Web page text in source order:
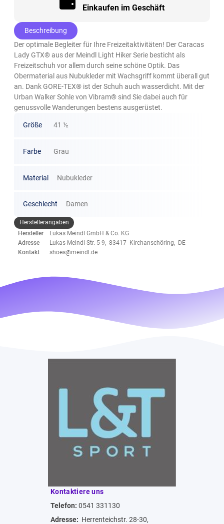
Einkaufen im Geschäft
Beschreibung
Der optimale Begleiter für Ihre Freizeitaktivitäten! Der Caracas
Lady GTX® aus der Meindl Light Hiker Serie besticht als
Freizeitschuh vor allem durch seine schöne Optik. Das
Obermaterial aus Nubukleder mit Wachsgriff kommt überall gut
an. Dank GORE-TEX® ist der Schuh auch wasserdicht. Mit der
Urban Walker Sohle von Vibram® sind Sie dabei auch für
genussvolle Wanderungen bestens ausgerüstet.
Größe 41 ½
Farbe Grau
Material Nubukleder
Geschlecht Damen
Herstellerangaben
Hersteller
Lukas Meindl GmbH & Co. KG
Adresse
Lukas Meindl Str. 5-9, 83417 Kirchanschöring, DE
Kontakt
shoes@meindl.de
Kontaktiere uns
Telefon: 0541 331130
Adresse: Herrenteichstr. 28-30,